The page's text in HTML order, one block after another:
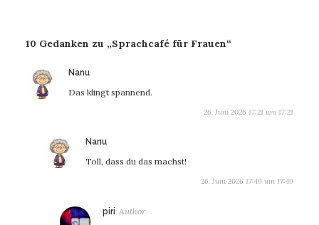
10 Gedanken zu „Sprachcafé für Frauen“
Nanu
Das klingt spannend.
26. Juni 2026 17:21 um 17:21
Nanusagt:
Toll, dass du das machst!
26. Juni 2026 17:49 um 17:49
piri sagt: